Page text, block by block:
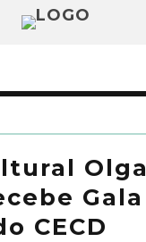
Olga
Gala
CECD